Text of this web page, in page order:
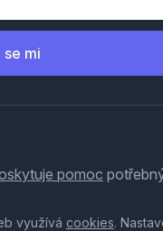
mi
pomoc
využívá cookies.